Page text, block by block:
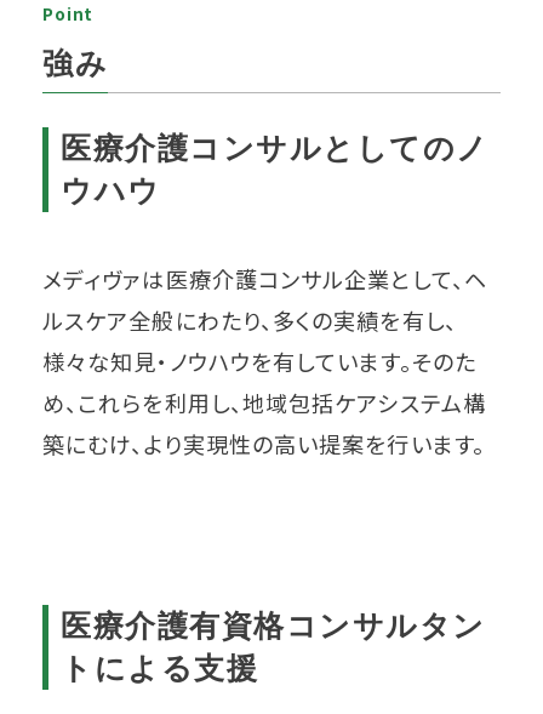
Point
強み
医療介護コンサルとしてのノ
ウハウ
メディヴァは医療介護コンサル企業として、ヘ
ルスケア全般にわたり、多くの実績を有し、
様々な知見・ノウハウを有しています。そのた
め、これらを利用し、地域包括ケアシステム構
築にむけ、より実現性の高い提案を行います。
医療介護有資格コンサルタン
トによる支援